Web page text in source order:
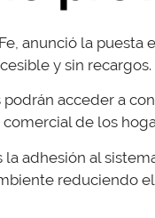
anunció la
y sin recargos.
acceder a
de los
adhesión al
reduciendo el